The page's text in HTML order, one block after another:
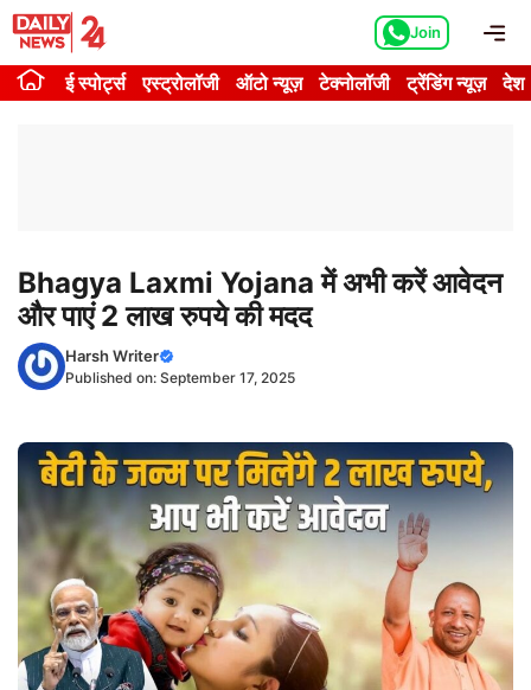
Skip
content
Join
ई स्पोर्ट्स एस्ट्रोलॉजी ऑटो न्यूज़ टेक्नोलॉजी ट्रेंडिंग न्यूज़ देश
Bhagya Laxmi Yojana में अभी करें आवेदन
और पाएं 2 लाख रुपये की मदद
Harsh Writer
Published on: September 17, 2025